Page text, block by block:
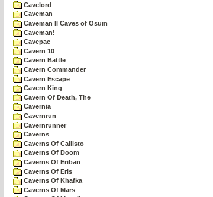
Cavelord
Caveman
Caveman II Caves of Osum
Caveman!
Cavepac
Cavern 10
Cavern Battle
Cavern Commander
Cavern Escape
Cavern King
Cavern Of Death, The
Cavernia
Cavernrun
Cavernrunner
Caverns
Caverns Of Callisto
Caverns Of Doom
Caverns Of Eriban
Caverns Of Eris
Caverns Of Khafka
Caverns Of Mars